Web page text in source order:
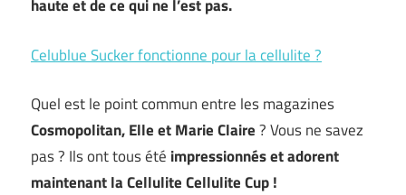
haute et de ce qui ne l’est pas.
Celublue Sucker fonctionne pour la cellulite ?
Quel est le point commun entre les magazines
Cosmopolitan, Elle et Marie Claire? Vous ne savez
pas ? Ils ont tous été impressionnés et adorent
maintenant la Cellulite Cellulite Cup !